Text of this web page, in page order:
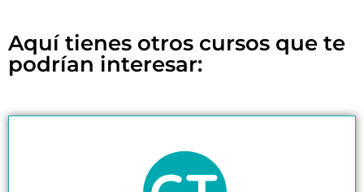
Aquí tienes otros cursos que te
podrían interesar: